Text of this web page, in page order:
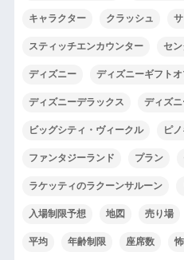
キャラクター クラッシュ
スティッチエンカウンター セ
ディズニー ディズニーギフト
ディズニーデラックス ディズニ
ビッグシティ・ヴィークル ピ
ファンタジーランド プラン
ラケッティのラクーンサルーン
入場制限予想 地図 売り場
平均 年齢制限 座席数